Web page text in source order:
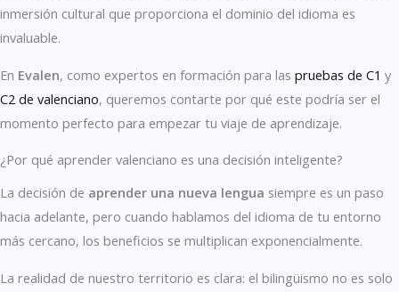
inmersión cultural que proporciona el dominio del idioma es
invaluable.
En Evalen, como expertos en formación para las pruebas de C1 y
C2 de valenciano, queremos contarte por qué este podría ser el
momento perfecto para empezar tu viaje de aprendizaje.
¿Por qué aprender valenciano es una decisión inteligente?
La decisión de aprender una nueva lengua siempre es un paso
hacia adelante, pero cuando hablamos del idioma de tu entorno
más cercano, los beneficios se multiplican exponencialmente.
La realidad de nuestro territorio es clara: el bilingüismo no es solo